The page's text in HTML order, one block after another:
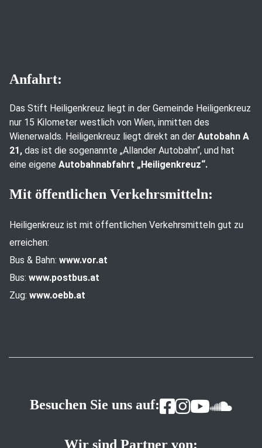
Anfahrt:
Das Stift Heiligenkreuz liegt in der Gemeinde Heiligenkreuz
nur 15 Kilometer westlich von Wien, inmitten des
Wienerwalds. Heiligenkreuz liegt direkt an der Autobahn A
21, das ist die sogenannte „Allander Autobahn“, und hat
eine eigene Autobahnabfahrt „Heiligenkreuz“.
Mit öffentlichen Verkehrsmitteln:
Heiligenkreuz ist mit öffentlichen Verkehrsmitteln gut zu
erreichen:
Bus & Bahn: www.vor.at
Bus: www.postbus.at
Zug: www.oebb.at
Besuchen Sie uns auf:
Wir sind Partner von: